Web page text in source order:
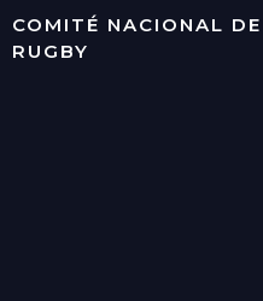
COMITÉ NACIONAL
RUGBY